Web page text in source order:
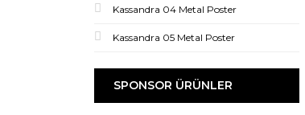
Kassandra 04 Metal Poster
Kassandra 05 Metal Poster
SPONSOR ÜRÜNLER